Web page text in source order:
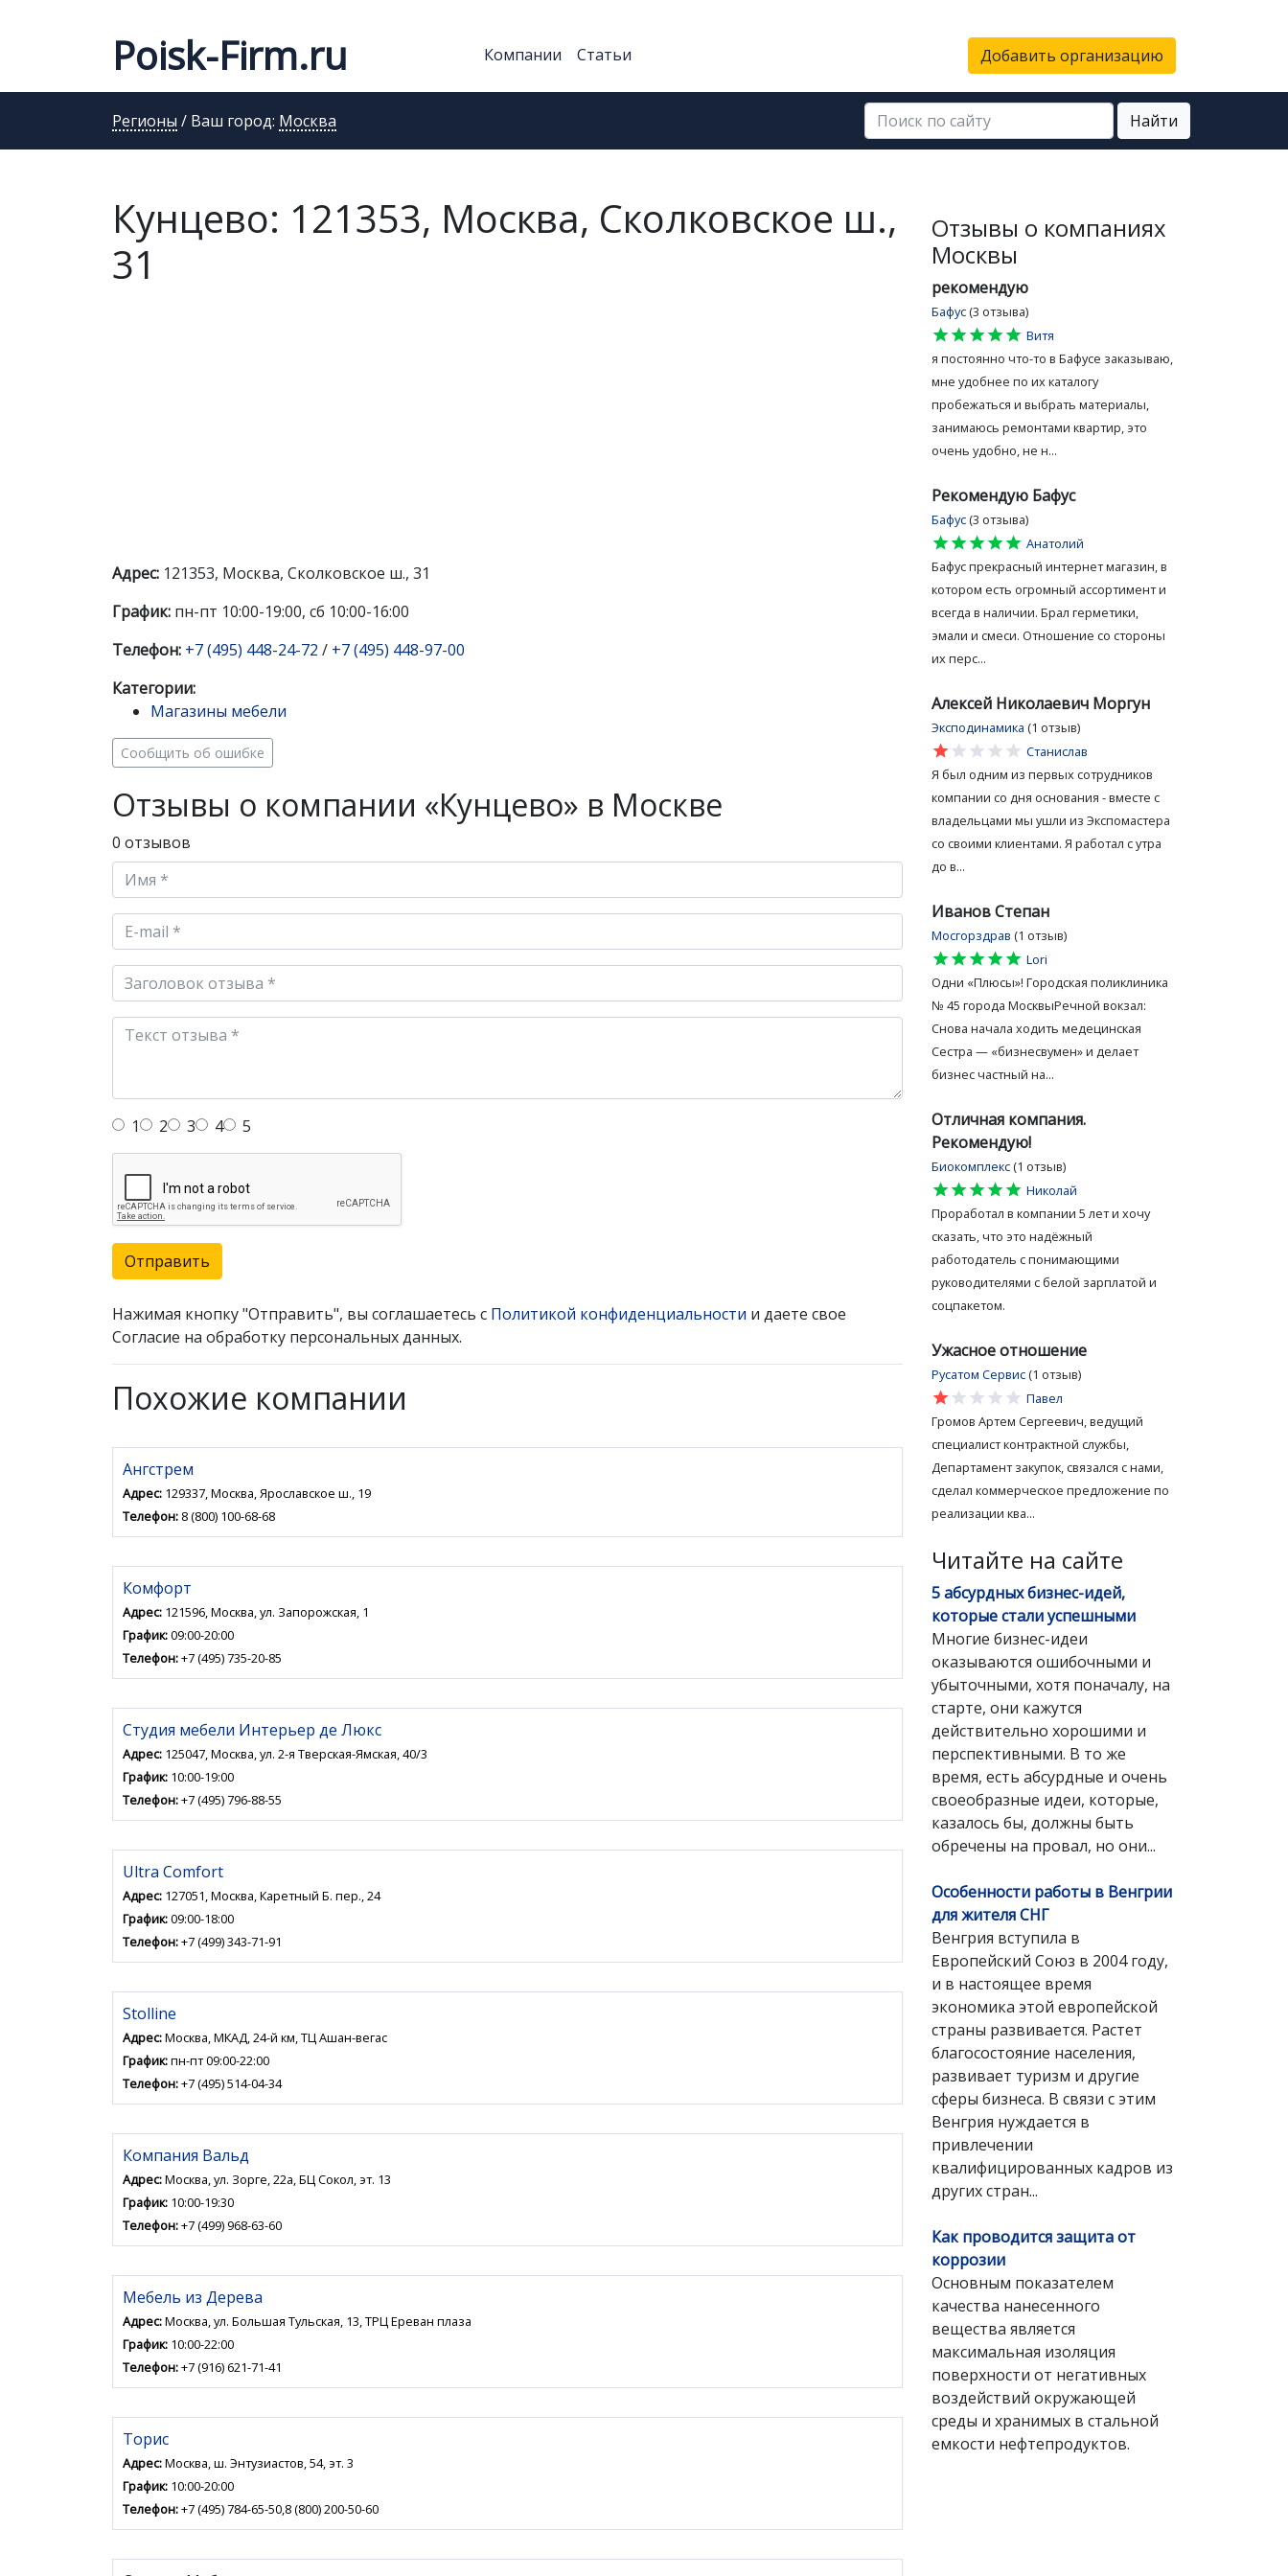
Poisk-Firm.ru Компании Статьи Добавить организацию
Регионы / Ваш город: Москва Найти
Кунцево: 121353, Москва, Сколковское ш.,
31
Адрес: 121353, Москва, Сколковское ш., 31
График: пн-пт 10:00-19:00, сб 10:00-16:00
Телефон: +7 (495) 448-24-72 / +7 (495) 448-97-00
Категории:
Магазины мебели
Сообщить об ошибке
Отзывы о компании «Кунцево» в Москве
0 отзывов
1 2 3 4 5
Отправить
Нажимая кнопку "Отправить", вы соглашаетесь с Политикой конфиденциальности и даете свое
Согласие на обработку персональных данных.
Похожие компании
Ангстрем
Адрес: 129337, Москва, Ярославское ш., 19
Телефон: 8 (800) 100-68-68
Комфорт
Адрес: 121596, Москва, ул. Запорожская, 1
График:09:00-20:00
Телефон:+7 (495) 735-20-85
Студия мебели Интерьер де Люкс
Адрес: 125047, Москва, ул. 2-я Тверская-Ямская, 40/3
График: 10:00-19:00
Телефон:+7 (495) 796-88-55
Ultra Comfort
Адрес: 127051, Москва, Каретный Б. пер., 24
График:09:00-18:00
Телефон:+7 (499) 343-71-91
Stolline
Адрес:Москва, МКАД, 24-й км, ТЦ Ашан-вегас
График:пн-пт 09:00-22:00
Телефон:+7 (495) 514-04-34
Компания Вальд
Адрес:Москва, ул. Зорге, 22а, БЦ Сокол, эт. 13
График: 10:00-19:30
Телефон:+7 (499) 968-63-60
Мебель из Дерева
Адрес:Москва, ул. Большая Тульская, 13, ТРЦ Ереван плаза
График: 10:00-22:00
Телефон:+7 (916) 621-71-41
Торис
Адрес:Москва, ш. Энтузиастов, 54, эт. 3
График: 10:00-20:00
Телефон:+7 (495) 784-65-50,8 (800) 200-50-60
Отзывы о компаниях
Москвы
рекомендую
Бафус (3 отзыва)
star
star
star
star
star
Витя
я постоянно что-то в Бафусе заказываю,
мне удобнее по их каталогу
пробежаться и выбрать материалы,
занимаюсь ремонтами квартир, это
очень удобно, не н...
Рекомендую Бафус
Бафус (3 отзыва)
star
star
star
star
star
Анатолий
Бафус прекрасный интернет магазин, в
котором есть огромный ассортимент и
всегда в наличии. Брал герметики,
эмали и смеси. Отношение со стороны
их перс...
Алексей Николаевич Моргун
Эксподинамика (1 отзыв)
star
star
star
star
star
Станислав
Я был одним из первых сотрудников
компании со дня основания - вместе с
владельцами мы ушли из Экспомастера
со своими клиентами. Я работал с утра
до в...
Иванов Степан
Мосгорздрав (1 отзыв)
star
star
star
star
star
Lori
Одни «Плюсы»! Городская поликлиника
№ 45 города МосквыРечной вокзал:
Снова начала ходить медецинская
Сестра — «бизнесвумен» и делает
бизнес частный на...
Отличная компания.
Рекомендую!
Биокомплекс (1 отзыв)
star
star
star
star
star
Николай
Проработал в компании 5 лет и хочу
сказать, что это надёжный
работодатель с понимающими
руководителями с белой зарплатой и
соцпакетом.
Ужасное отношение
Русатом Сервис (1 отзыв)
star
star
star
star
star
Павел
Громов Артем Сергеевич, ведущий
специалист контрактной службы,
Департамент закупок, связался с нами,
сделал коммерческое предложение по
реализации ква...
Читайте на сайте
5 абсурдных бизнес-идей,
которые стали успешными
Многие бизнес-идеи
оказываются ошибочными и
убыточными, хотя поначалу, на
старте, они кажутся
действительно хорошими и
перспективными. В то же
время, есть абсурдные и очень
своеобразные идеи, которые,
казалось бы, должны быть
обречены на провал, но они...
Особенности работы в Венгрии
для жителя СНГ
Венгрия вступила в
Европейский Союз в 2004 году,
и в настоящее время
экономика этой европейской
страны развивается. Растет
благосостояние населения,
развивает туризм и другие
сферы бизнеса. В связи с этим
Венгрия нуждается в
привлечении
квалифицированных кадров из
других стран...
Как проводится защита от
коррозии
Основным показателем
качества нанесенного
вещества является
максимальная изоляция
поверхности от негативных
воздействий окружающей
среды и хранимых в стальной
емкости нефтепродуктов.